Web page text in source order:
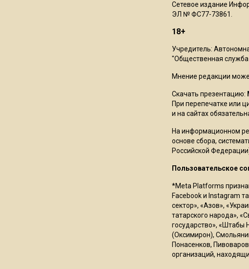
Сетевое издание
ЭЛ № ФС77-73861.
18+
Учредитель:
"Общественная служба
Мнение редакции
Скачать презентацию:
При перепечатке или
и на сайтах
На информационном
основе сбора,
Российской
Пользовательское
*Meta Platforms
Facebook и Instagram
сектор», «Азов»,
татарского народа»,
государство», «Штабы
(Оксимирон),
Понасенков,
организаций,